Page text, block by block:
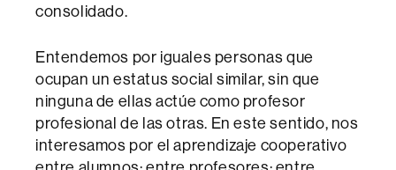
consolidado.
Entendemos por iguales personas que
ocupan un estatus social similar, sin que
ninguna de ellas actúe como profesor
profesional de las otras. En este sentido, nos
interesamos por el aprendizaje cooperativo